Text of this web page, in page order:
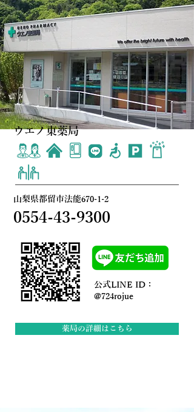
ウエノ東薬局
山梨県都留市法能670-1-2
0554-43-9300
公式LINE ID：
@724rojue
薬局の詳細はこちら